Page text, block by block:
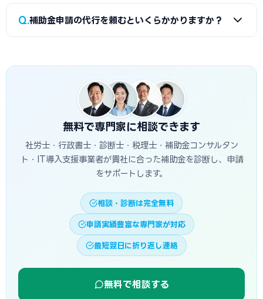
ルリストを確認するのが最短ルートです。補助率3/4で月額
SaaSも対象のため、太田市の製造業（スバル・自動車）事業
A
GビズIDは、国の補助金申請に使用する共通認証アカウン
Q 補助金申請の代行を頼むといくらかかりますか？
す。当サイトでは太田市に対応した専門家を無料でご紹介して
無料で専門家に相談できます
社労士・行政書士・診断士・税理士・補助金コンサルタン
ト・IT導入支援事業者が貴社に合った補助金を診断し、申請
をサポートします。
相談・診断は完全無料
申請実績豊富な専門家が対応
最短翌日に折り返し連絡
無料で相談する